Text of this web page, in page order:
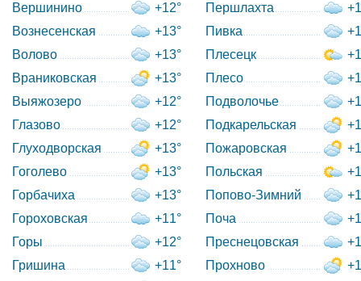
Вершинино
+12°
Вознесенская
+13°
Волово
+13°
Враниковская
+13°
Выяжозеро
+12°
Глазово
+12°
Глуходворская
+13°
Гоголево
+13°
Горбачиха
+13°
Гороховская
+11°
Горы
+12°
Гришина
+11°
Першлахта
Пивка
Плесецк
Плесо
Подволочье
Подкарельская
Пожаровская
Польская
Попово-Зимний
Поча
Преснецовская
Прохново